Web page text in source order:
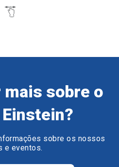
mais sobre o
sobre os nossos
e eventos.